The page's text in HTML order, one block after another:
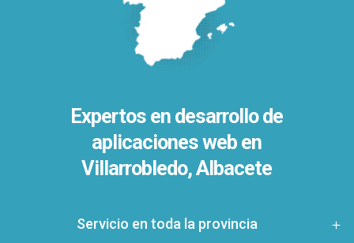
Expertos en desarrollo de
aplicaciones web en
Villarrobledo, Albacete
Servicio en toda la provincia